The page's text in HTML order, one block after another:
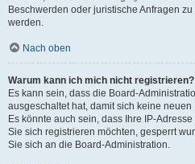
Beschwerden oder juristische Anfragen
werden.
Nach oben
Warum kann ich mich nicht registrieren?
Es kann sein, dass die Board-
ausgeschaltet hat, damit sich keine
Es könnte auch sein, dass Ihre IP-
Sie sich registrieren möchten, gesperrt
Sie sich an die Board-Administration.